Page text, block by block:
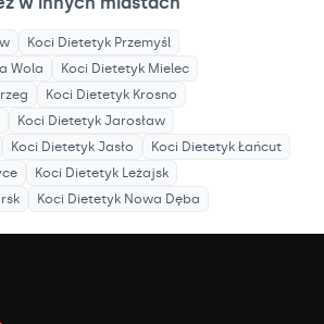
Koci Dietetyk Przemyśl
Wola Koci Dietetyk Mielec
Koci Dietetyk Krosno
Koci Dietetyk Jarosław
Koci Dietetyk Jasło Koci Dietetyk Łańcut
Koci Dietetyk Leżajsk
Koci Dietetyk Nowa Dęba